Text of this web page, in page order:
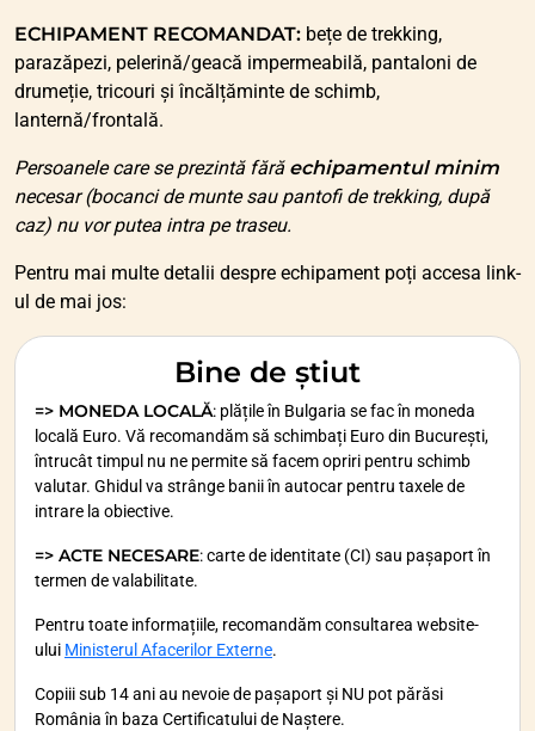
Bine de știut
=> MONEDA LOCALĂ: plățile în Bulgaria se fac în moneda
locală Euro. Vă recomandăm să schimbați Euro din București,
întrucât timpul nu ne permite să facem opriri pentru schimb
valutar. Ghidul va strânge banii în autocar pentru taxele de
intrare la obiective.
=> ACTE NECESARE: carte de identitate (CI) sau pașaport în
termen de valabilitate.
Pentru toate informațiile, recomandăm consultarea website-
ului Ministerul Afacerilor Externe.
Copiii sub 14 ani au nevoie de pașaport și NU pot părăsi
România în baza Certificatului de Naștere.
ECHIPAMENT RECOMANDAT: bețe de trekking,
parazăpezi, pelerină/geacă impermeabilă, pantaloni de
drumeție, tricouri și încălțăminte de schimb,
lanternă/frontală.
Persoanele care se prezintă fără echipamentul minim
necesar (bocanci de munte sau pantofi de trekking, după
caz) nu vor putea intra pe traseu.
Pentru mai multe detalii despre echipament poți accesa link-
ul de mai jos: